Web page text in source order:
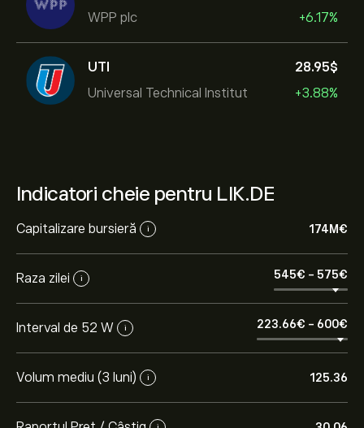
WPP plc
+6.17%
UTI
Universal Technical Institut
28.95‎$‎
+3.88%
Indicatori cheie pentru LIK.DE
Capitalizare bursieră i 174M‎€‎
Raza zilei i 545‎€‎ - 575‎€‎
Interval de 52 W i 223.66‎€‎ - 600‎€‎
Volum mediu (3 luni) i 125.36